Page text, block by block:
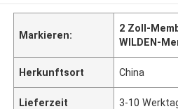
Markieren:
2 Zoll-
WILDEN-
Herkunftsort China
Lieferzeit 3-10